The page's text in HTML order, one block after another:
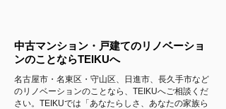
中古マンション・戸建てのリノベーショ
ンのことならTEIKUへ
名古屋市・名東区・守山区、日進市、長久手市など
のリノベーションのことなら、TEIKUへご相談くだ
さい。TEIKUでは「あなたらしさ、あなたの家族ら